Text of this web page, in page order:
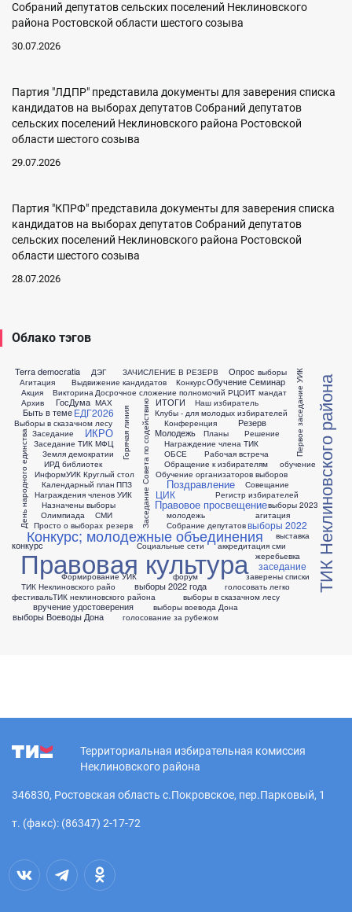
Собраний депутатов сельских поселений Неклиновского
района Ростовской области шестого созыва
30.07.2026
Партия "ЛДПР" представила документы для заверения списка
кандидатов на выборах депутатов Собраний депутатов
сельских поселений Неклиновского района Ростовской
области шестого созыва
29.07.2026
Партия "КПРФ" представила документы для заверения списка
кандидатов на выборах депутатов Собраний депутатов
сельских поселений Неклиновского района Ростовской
области шестого созыва
28.07.2026
Облако тэгов
Terra democratia
Агитация
Акция
Архив
Быть в теме
Викторина
Выборы в сказачном лесу
Выдвижение кандидатов
Горячая линия
ГосДума
ДЭГ
День народного единства
Досрочное сложение полномочий
ЕДГ2026
ЗАЧИСЛЕНИЕ В РЕЗЕРВ
Заседание Заседание Совета по содействию
Заседание ТИК
Земля демократии
ИКРО
ИРД библиотек
ИТОГИ
ИнформУИК
Календарный план
Клубы - для молодых избирателей
Конкурс
Конкурс; молодежные объединения
Конференция
Круглый стол
МАХ
МФЦ
Молодежь
Награждение члена ТИК
Награждения членов УИК
Назначены выборы
Наш избиратель
ОБСЕ
Обращение к избирателям
Обучение
Обучение организаторов выборов
Олимпиада
Опрос
ППЗ
Первое заседание УИК
Планы
Поздравление
Правовая культура
Правовое просвещение
Просто о выборах
РЦОИТ
Рабочая встреча
Регистр избирателей
Резерв
Решение
СМИ
Семинар
Собрание депутатов
Совещание
Социальные сети
ТИК Неклиновского райо ТИК Неклиновского района
ТИК неклиновского района
Формирование УИК
ЦИК
агитация
аккредитация сми
вручение удостоверения
выборы
выборы 2022
выборы 2022 года
выборы 2023
выборы Воеводы Дона
выборы в сказачном лесу
выборы воевода Дона
выставка
голосование за рубежом
голосовать легко
жеребьевка
заверены списки
заседание
конкурс
мандат
молодежь
обучение
резерв
фестиваль
форум
Территориальная избирательная комиссия
Неклиновского района
346830, Ростовская область с.Покровское, пер.Парковый, 1
т. (факс): (86347) 2-17-72